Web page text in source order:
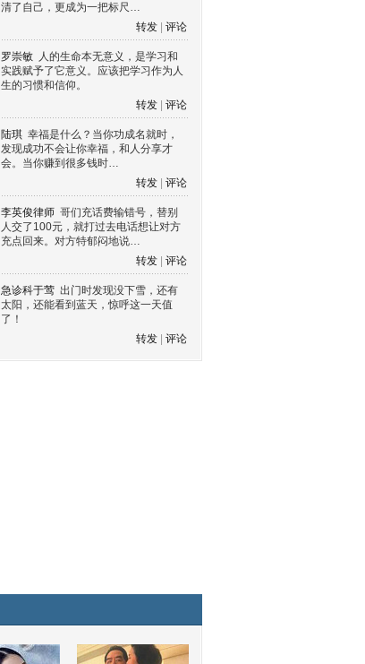
Android symbian
清了自己，更成为一把标尺…
转发
评论
罗崇敏 人的生命本无意义，是学习和
实践赋予了它意义。应该把学习作为人
生的习惯和信仰。
转发
评论
陆琪 幸福是什么？当你功成名就时，
发现成功不会让你幸福，和人分享才
会。当你赚到很多钱时…
转发
评论
李英俊律师 哥们充话费输错号，替别
人交了100元，就打过去电话想让对方
充点回来。对方特郁闷地说…
转发
评论
急诊科于莺 出门时发现没下雪，还有
太阳，还能看到蓝天，惊呼这一天值
了！
转发
评论